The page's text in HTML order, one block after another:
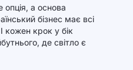
а основа
бізнес має всі
кожен крок у бік
де світло є